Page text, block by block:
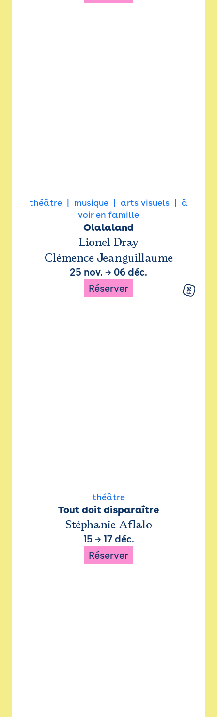
théâtre musique arts visuels
à
voir en famille
Olalaland
Lionel Dray
Clémence Jeanguillaume
25 nov. → 06 déc.
Réserver
théâtre
Tout doit disparaître
Stéphanie Aflalo
15 → 17 déc.
Réserver